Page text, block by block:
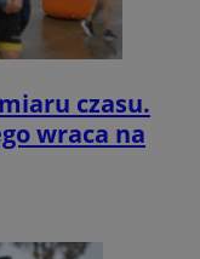
czasu.
wraca na